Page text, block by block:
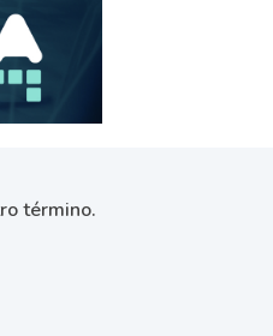
término.